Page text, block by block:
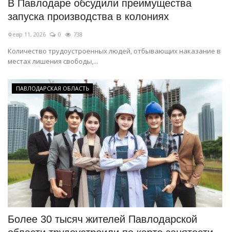
В Павлодаре обсудили преимущества
запуска производства в колониях
Февр 11, 2026 0 738
Количество трудоустроенных людей, отбывающих наказание в
местах лишения свободы,...
ПАВЛОДАРСКАЯ ОБЛАСТЬ
Более 30 тысяч жителей Павлодарской